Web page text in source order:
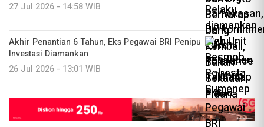
27 Jul 2026 - 14:58 WIB
Akhir Penantian 6 Tahun, Eks Pegawai BRI Penipu
Investasi Diamankan
26 Jul 2026 - 13:01 WIB